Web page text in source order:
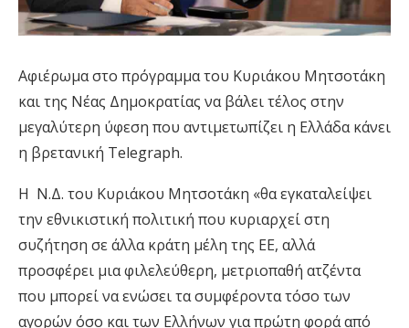
Aφιέρωμα στο πρόγραμμα του Κυριάκου Μητσοτάκη
και της Νέας Δημοκρατίας να βάλει τέλος στην
μεγαλύτερη ύφεση που αντιμετωπίζει η Ελλάδα κάνει
η βρετανική Telegraph.
Η Ν.Δ. του Κυριάκου Μητσοτάκη «θα εγκαταλείψει
την εθνικιστική πολιτική που κυριαρχεί στη
συζήτηση σε άλλα κράτη μέλη της ΕΕ, αλλά
προσφέρει μια φιλελεύθερη, μετριοπαθή ατζέντα
που μπορεί να ενώσει τα συμφέροντα τόσο των
αγορών όσο και των Ελλήνων για πρώτη φορά από